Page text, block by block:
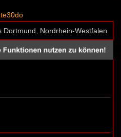
Nordrhein-Westfalen